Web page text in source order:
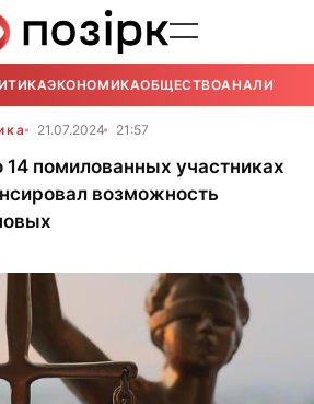
ЭКОНОМИКАОБЩЕСТВОАНАЛИТИКА
21.07.2024 21:57
14 помилованных участниках
возможность